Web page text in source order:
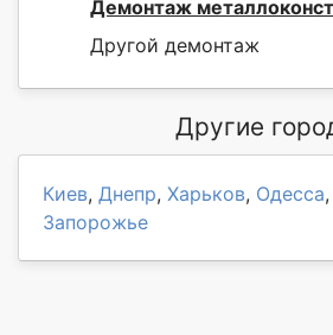
Демонтаж
Другой демонтаж
Другие
Киев, Днепр, Харьков, Одесса,
Запорожье